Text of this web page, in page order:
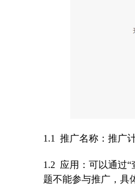
1.1 推广名称：推广
1.2 应用：可以通过
题不能参与推广，具